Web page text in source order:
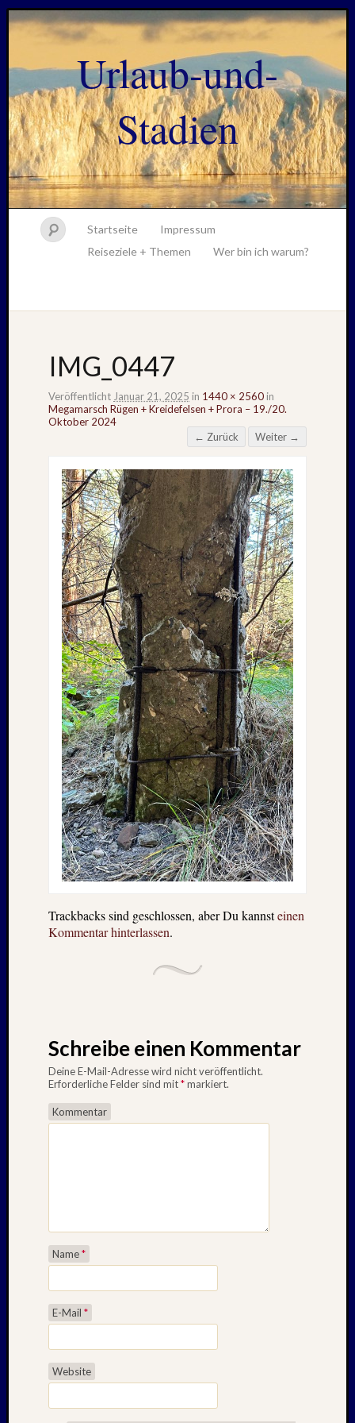
Urlaub-und-
Stadien
Startseite
Impressum
Reiseziele + Themen
Wer bin ich warum?
IMG_0447
Veröffentlicht Januar 21, 2025 in 1440 × 2560 in
Megamarsch Rügen + Kreidefelsen + Prora – 19./20.
Oktober 2024
← Zurück
Weiter →
Trackbacks sind geschlossen, aber Du kannsteinen
Kommentar hinterlassen.
Schreibe einen Kommentar
Deine E-Mail-Adresse wird nicht veröffentlicht.
Erforderliche Felder sind mit*markiert.
Kommentar
Name*
E-Mail *
Website